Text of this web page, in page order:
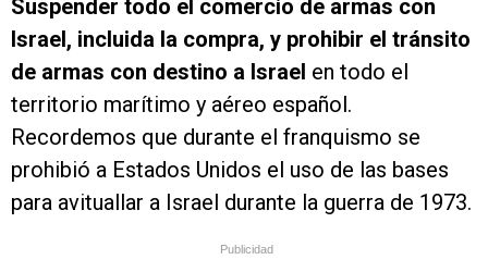
Suspender todo el comercio de armas con
Israel, incluida la compra, y prohibir el tránsito
de armas con destino a Israel en todo el
territorio marítimo y aéreo español.
Recordemos que durante el franquismo se
prohibió a Estados Unidos el uso de las bases
para avituallar a Israel durante la guerra de 1973.
Publicidad